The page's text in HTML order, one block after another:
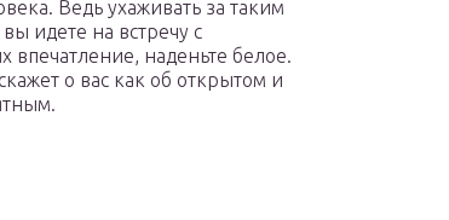
Ведь ухаживать за таким
идете на встречу с
наденьте белое.
о вас как об открытом и